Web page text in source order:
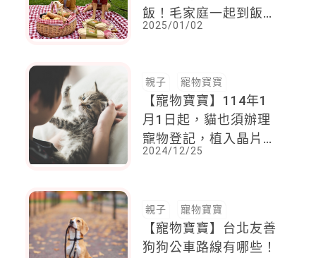
飯！毛家庭一起到飯店
歡慶過年
2025/01/02
親子 寵物寶寶
【寵物寶寶】114年1
月1日起，貓也須辦理
寵物登記，植入晶片，
給予1年緩衝期，違反
2024/12/25
親子 寵物寶寶
【寵物寶寶】台北友善
狗狗公車路線有哪些！